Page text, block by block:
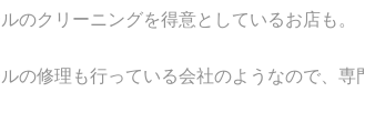
のクリーニングを得意としているお店も。
の修理も行っている会社のようなので、専